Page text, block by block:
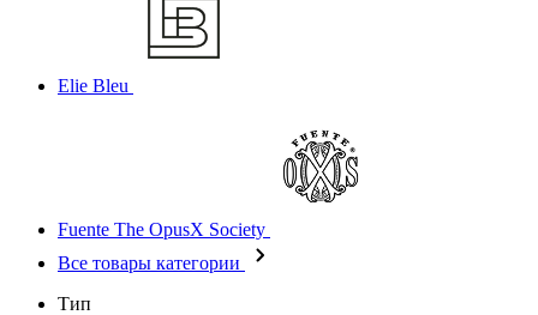
Elie Bleu
Fuente The OpusX Society
Все товары категории
Тип